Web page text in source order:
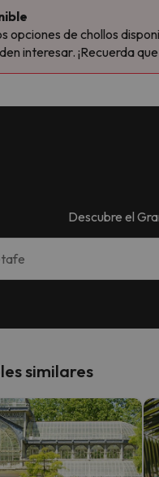
opciones de chollos
interesar. ¡Recuerda
Descubre el
similares